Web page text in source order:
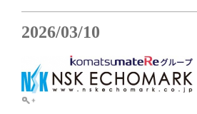
2026/03/10